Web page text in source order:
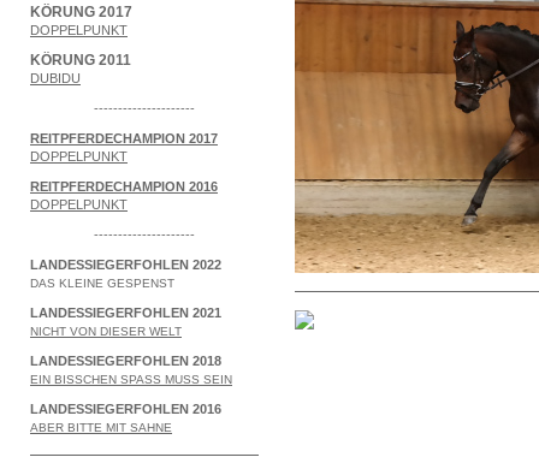
KÖRUNG 2017
DOPPELPUNKT
KÖRUNG 2011
DUBIDU
---------------------
REITPFERDECHAMPION 2017
DOPPELPUNKT
REITPFERDECHAMPION 2016
DOPPELPUNKT
---------------------
LANDESSIEGERFOHLEN 2022
DAS KLEINE GESPENST
LANDESSIEGERFOHLEN 2021
NICHT VON DIESER WELT
LANDESSIEGERFOHLEN 2018
EIN BISSCHEN SPASS MUSS SEIN
LANDESSIEGERFOHLEN 2016
ABER BITTE MIT SAHNE